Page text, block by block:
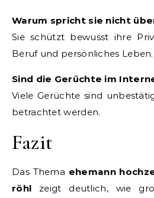
Warum spricht sie nicht
Sie schützt bewusst ihre
Beruf und persönliches Leben.
Sind die Gerüchte im
Viele Gerüchte sind
betrachtet werden.
Fazit
Das Thema ehemann
röhl zeigt deutlich, wie